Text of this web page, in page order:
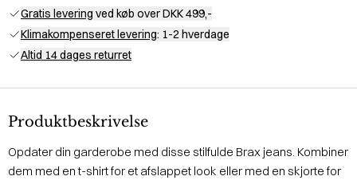
Gratis levering ved køb over DKK 499,-
Klimakompenseret levering: 1-2 hverdage
Altid 14 dages returret
Produktbeskrivelse
Opdater din garderobe med disse stilfulde Brax jeans. Kombiner
dem med en t-shirt for et afslappet look eller med en skjorte for